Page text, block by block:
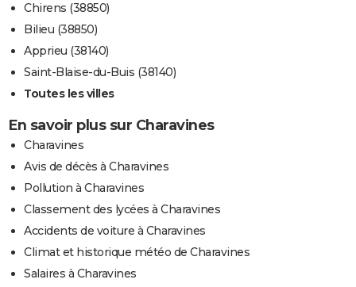
Chirens (38850)
Bilieu (38850)
Apprieu (38140)
Saint-Blaise-du-Buis (38140)
Toutes les villes
En savoir plus sur Charavines
Charavines
Avis de décès à Charavines
Pollution à Charavines
Classement des lycées à Charavines
Accidents de voiture à Charavines
Climat et historique météo de Charavines
Salaires à Charavines